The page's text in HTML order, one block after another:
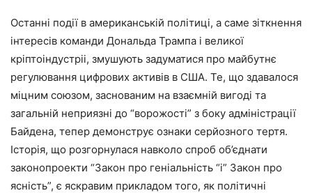
Останні події в американській політиці, а саме зіткнення
інтересів команди Дональда Трампа і великої
кріптоіндустріі, змушують задуматися про майбутнє
регулювання цифрових активів в США. Те, що здавалося
міцним союзом, заснованим на взаємній вигоді та
загальній неприязні до “ворожості” з боку адміністрації
Байдена, тепер демонструє ознаки серйозного тертя.
Історія, що розгорнулася навколо спроб об’єднати
законопроекти “Закон про геніальність “і” Закон про
ясність”, є яскравим прикладом того, як політичні